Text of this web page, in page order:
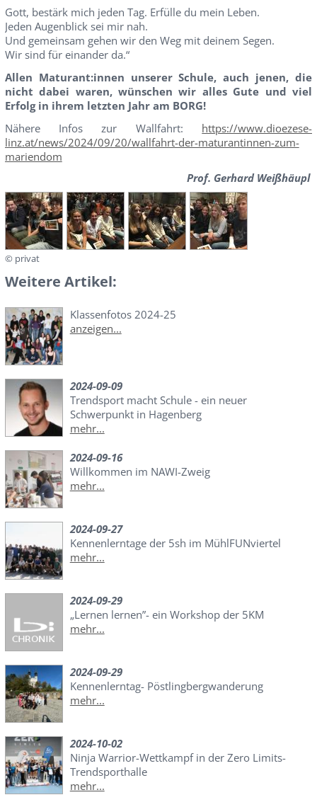
Gott, bestärk mich jeden Tag. Erfülle du mein Leben.
Jeden Augenblick sei mir nah.
Und gemeinsam gehen wir den Weg mit deinem Segen.
Wir sind für einander da.“
Allen Maturant:innen unserer Schule, auch jenen, die
nicht dabei waren, wünschen wir alles Gute und viel
Erfolg in ihrem letzten Jahr am BORG!
Nähere Infos zur Wallfahrt: https://www.dioezese-
linz.at/news/2024/09/20/wallfahrt-der-maturantinnen-zum-
mariendom
Prof. Gerhard Weißhäupl
© privat
Weitere Artikel:
Klassenfotos 2024-25
anzeigen...
2024-09-09
Trendsport macht Schule - ein neuer
Schwerpunkt in Hagenberg
mehr...
2024-09-16
Willkommen im NAWI-Zweig
mehr...
2024-09-27
Kennenlerntage der 5sh im MühlFUNviertel
mehr...
2024-09-29
„Lernen lernen”- ein Workshop der 5KM
mehr...
2024-09-29
Kennenlerntag- Pöstlingbergwanderung
mehr...
2024-10-02
Ninja Warrior-Wettkampf in der Zero Limits-
Trendsporthalle
mehr...